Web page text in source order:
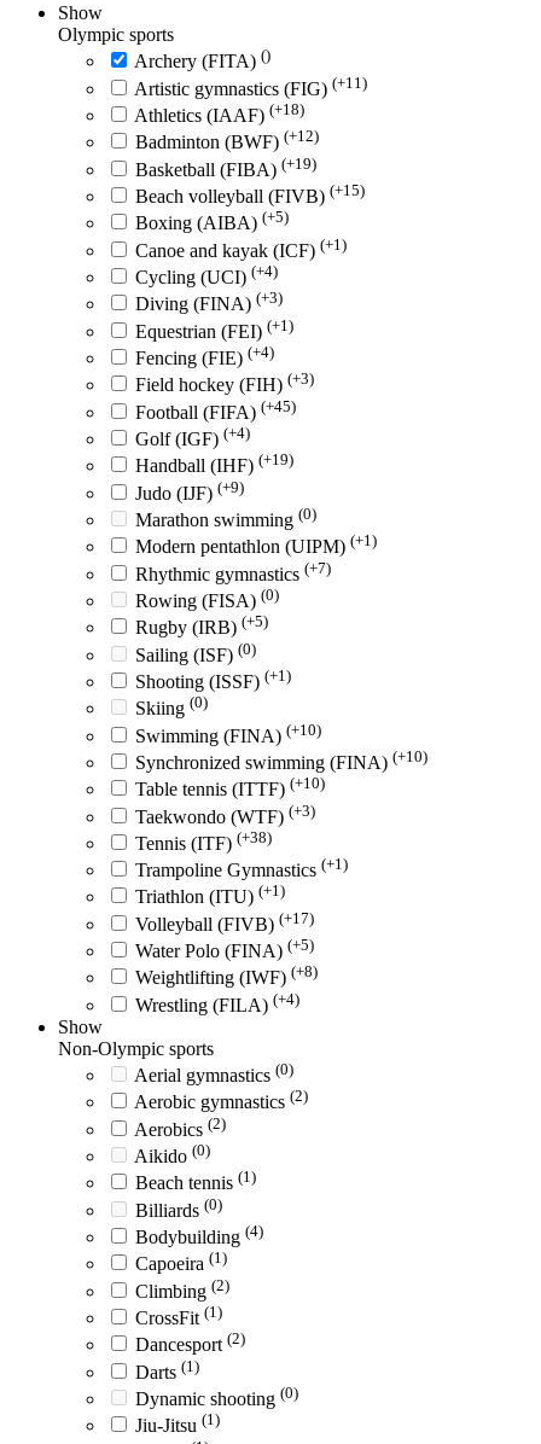
Show
Olympic sports
Archery (FITA) ()
Artistic gymnastics (FIG) (+11)
Athletics (IAAF) (+18)
Badminton (BWF) (+12)
Basketball (FIBA) (+19)
Beach volleyball (FIVB) (+15)
Boxing (AIBA) (+5)
Canoe and kayak (ICF) (+1)
Cycling (UCI) (+4)
Diving (FINA) (+3)
Equestrian (FEI) (+1)
Fencing (FIE) (+4)
Field hockey (FIH) (+3)
Football (FIFA) (+45)
Golf (IGF) (+4)
Handball (IHF) (+19)
Judo (IJF) (+9)
Marathon swimming (0)
Modern pentathlon (UIPM) (+1)
Rhythmic gymnastics (+7)
Rowing (FISA) (0)
Rugby (IRB) (+5)
Sailing (ISF) (0)
Shooting (ISSF) (+1)
Skiing (0)
Swimming (FINA) (+10)
Synchronized swimming (FINA) (+10)
Table tennis (ITTF) (+10)
Taekwondo (WTF) (+3)
Tennis (ITF) (+38)
Trampoline Gymnastics (+1)
Triathlon (ITU) (+1)
Volleyball (FIVB) (+17)
Water Polo (FINA) (+5)
Weightlifting (IWF) (+8)
Wrestling (FILA) (+4)
Show
Non-Olympic sports
Aerial gymnastics (0)
Aerobic gymnastics (2)
Aerobics (2)
Aikido (0)
Beach tennis (1)
Billiards (0)
Bodybuilding (4)
Capoeira (1)
Climbing (2)
CrossFit (1)
Dancesport (2)
Darts (1)
Dynamic shooting (0)
Jiu-Jitsu (1)